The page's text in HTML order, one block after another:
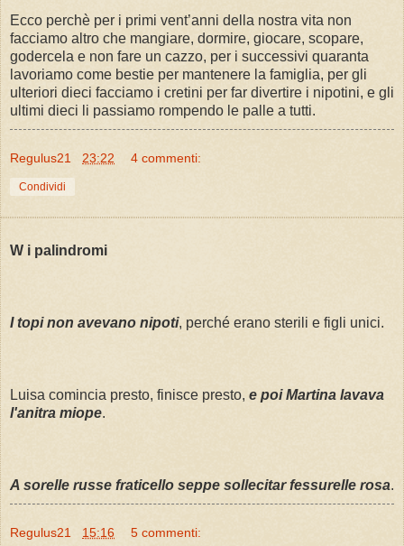
Ecco perchè per i primi vent’anni della nostra vita non
facciamo altro che mangiare, dormire, giocare, scopare,
godercela e non fare un cazzo, per i successivi quaranta
lavoriamo come bestie per mantenere la famiglia, per gli
ulteriori dieci facciamo i cretini per far divertire i nipotini, e gli
ultimi dieci li passiamo rompendo le palle a tutti.
Regulus21 23:22 4 commenti:
Condividi
W i palindromi
I topi non avevano nipoti, perché erano sterili e figli unici.
Luisa comincia presto, finisce presto, e poi Martina lavava
l'anitra miope.
A sorelle russe fraticello seppe sollecitar fessurelle rosa.
Regulus21 15:16 5 commenti: